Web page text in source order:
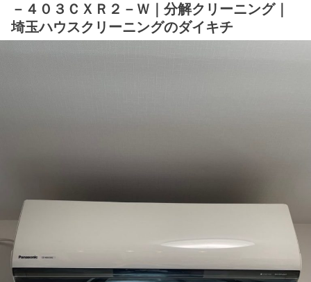
－４０３ＣＸＲ２－Ｗ｜分解クリーニング｜
埼玉ハウスクリーニングのダイキチ